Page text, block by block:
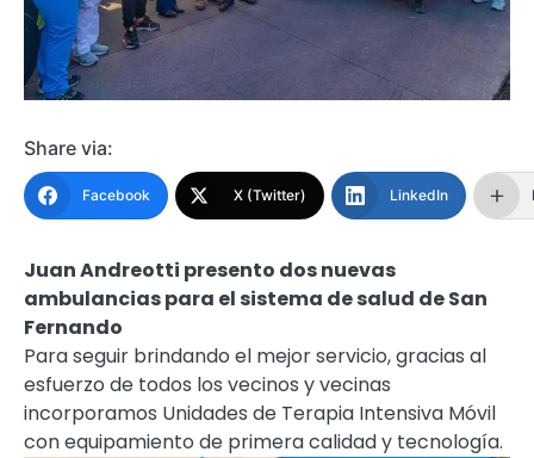
Share via:
Facebook X (Twitter) LinkedIn
Juan Andreotti presento dos nuevas
ambulancias para el sistema de salud de San
Fernando
Para seguir brindando el mejor servicio, gracias al
esfuerzo de todos los vecinos y vecinas
incorporamos Unidades de Terapia Intensiva Móvil
con equipamiento de primera calidad y tecnología.